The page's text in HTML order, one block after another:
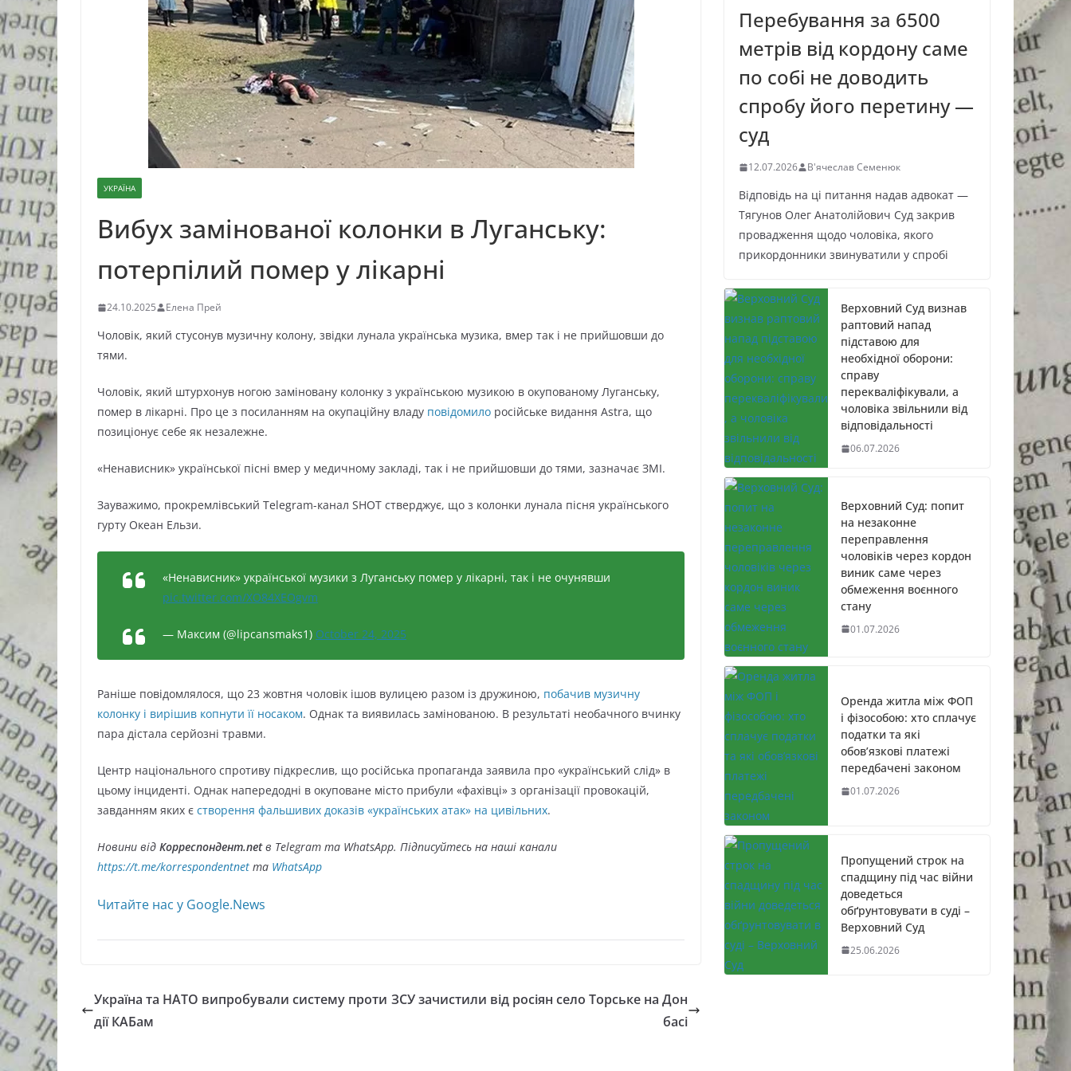
УКРАЇНА
Вибух замінованої колонки в Луганську:
потерпілий помер у лікарні
24.10.2025 Елена Прей
Чоловік, який стусонув музичну колону, звідки лунала українська музика, вмер так і не прийшовши до
тями.
Чоловік, який штурхонув ногою заміновану колонку з українською музикою в окупованому Луганську,
помер в лікарні. Про це з посиланням на окупаційну владу повідомило російське видання Astra, що
позиціонує себе як незалежне.
«Ненависник» української пісні вмер у медичному закладі, так і не прийшовши до тями, зазначає ЗМІ.
Зауважимо, прокремлівський Telegram-канал SHOT стверджує, що з колонки лунала пісня українського
гурту Океан Ельзи.
«Ненависник» української музики з Луганську помер у лікарні, так і не очунявши
pic.twitter.com/XO84XEOgvm
— Максим (@lipcansmaks1) October 24, 2025
Раніше повідомлялося, що 23 жовтня чоловік ішов вулицею разом із дружиною, побачив музичну
колонку і вирішив копнути її носаком. Однак та виявилась замінованою. В результаті необачного вчинку
пара дістала серйозні травми.
Центр національного спротиву підкреслив, що російська пропаганда заявила про «український слід» в
цьому інциденті. Однак напередодні в окуповане місто прибули «фахівці» з організації провокацій,
завданням яких є створення фальшивих доказів «українських атак» на цивільних.
Новини від Корреспондент.netв Telegram та WhatsApp. Підписуйтесь на наші канали
https://t.me/korrespondentnet та WhatsApp
Читайте нас у Google.News
Україна та НАТО випробували систему проти
дії КАБам
ЗСУ зачистили від росіян село Торське на Дон
басі
Перебування за 6500
метрів від кордону саме
по собі не доводить
спробу його перетину —
суд
12.07.2026 В'ячеслав Семенюк
Відповідь на ці питання надав адвокат —
Тягунов Олег Анатолійович Суд закрив
провадження щодо чоловіка, якого
прикордонники звинуватили у спробі
Верховний Суд визнав
раптовий напад
підставою для
необхідної оборони:
справу
перекваліфікували, а
чоловіка звільнили від
відповідальності
06.07.2026
Верховний Суд: попит
на незаконне
переправлення
чоловіків через кордон
виник саме через
обмеження воєнного
стану
01.07.2026
Оренда житла між ФОП
і фізособою: хто сплачує
податки та які
обов’язкові платежі
передбачені законом
01.07.2026
Пропущений строк на
спадщину під час війни
доведеться
обґрунтовувати в суді –
Верховний Суд
25.06.2026